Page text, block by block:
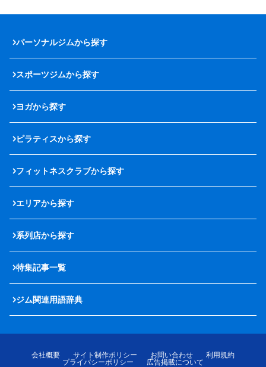
パーソナルジムから探す
スポーツジムから探す
ヨガから探す
ピラティスから探す
フィットネスクラブから探す
エリアから探す
系列店から探す
特集記事一覧
ジム関連用語辞典
会社概要 サイト制作ポリシー お問い合わせ
利用規約
プライバシーポリシー
広告掲載について